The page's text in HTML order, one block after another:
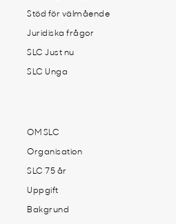
Stöd för välmående
Juridiska frågor
SLC Just nu
SLC Unga
OM SLC
Organisation
SLC 75 år
Uppgift
Bakgrund